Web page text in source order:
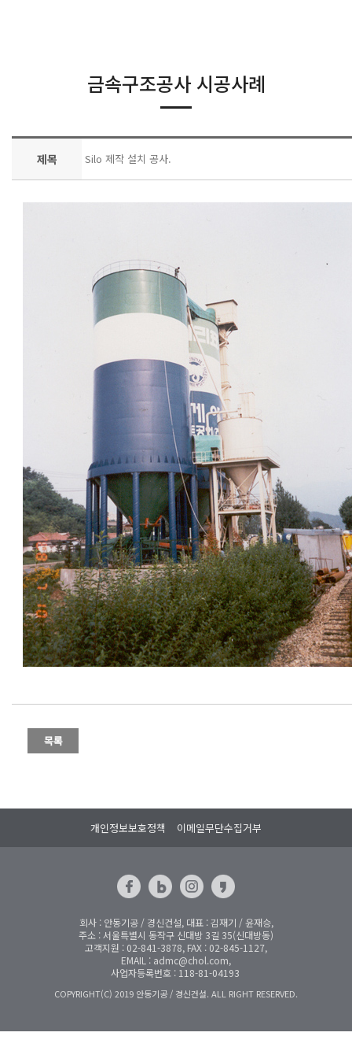
금속구조공사 시공사례
제목 Silo 제작 설치 공사.
개인정보보호정책 이메일무단수집거부
회사 : 안동기공 / 경신건설, 대표 : 김재기 / 윤재승,
주소 : 서울특별시 동작구 신대방 3길 35(신대방동)
고객지원 : 02-841-3878, FAX : 02-845-1127,
EMAIL : admc@chol.com,
사업자등록번호 : 118-81-04193
COPYRIGHT(C) 2019 안동기공 / 경신건설. ALL RIGHT RESERVED.